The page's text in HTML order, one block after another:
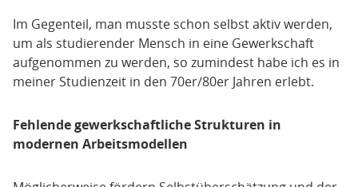
Im Gegenteil, man musste schon selbst aktiv werden,
um als studierender Mensch in eine Gewerkschaft
aufgenommen zu werden, so zumindest habe ich es in
meiner Studienzeit in den 70er/80er Jahren erlebt.
Fehlende gewerkschaftliche Strukturen in
modernen Arbeitsmodellen